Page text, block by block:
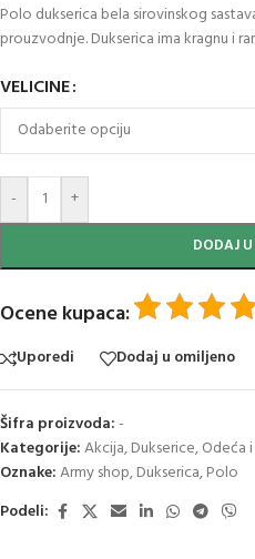
Polo dukserica bela sirovinskog
prouzvodnje. Dukserica ima kragnu i
VELICINE
- +
DODAJ
Ocene kupaca:
Uporedi Dodaj u omiljeno
Šifra proizvoda:-
Kategorije:Akcija,Dukserice,Odeća
Oznake:Army shop,Dukserica,Polo
Podeli: